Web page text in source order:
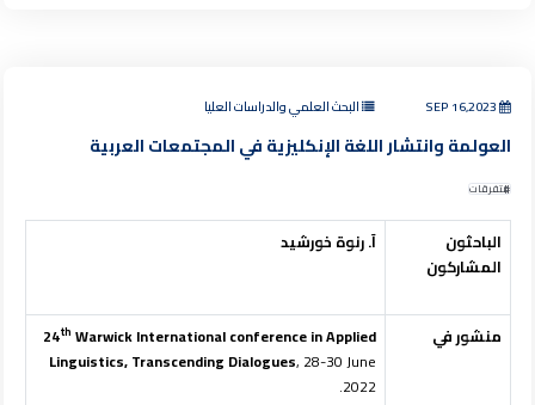
البحث العلمي والدراسات العليا
العولمة وانتشار اللغة الإنكليزية في المجتمعات العربية
متفرقات
الباحثون
المشاركون
آ. رنوة خورشيد
منشور في 24th Warwick International conference in Applied
Linguistics, Transcending Dialogues, 28-30 June
2022.